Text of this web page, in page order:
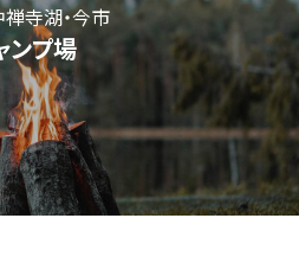
ンプ場
禅寺湖・今市